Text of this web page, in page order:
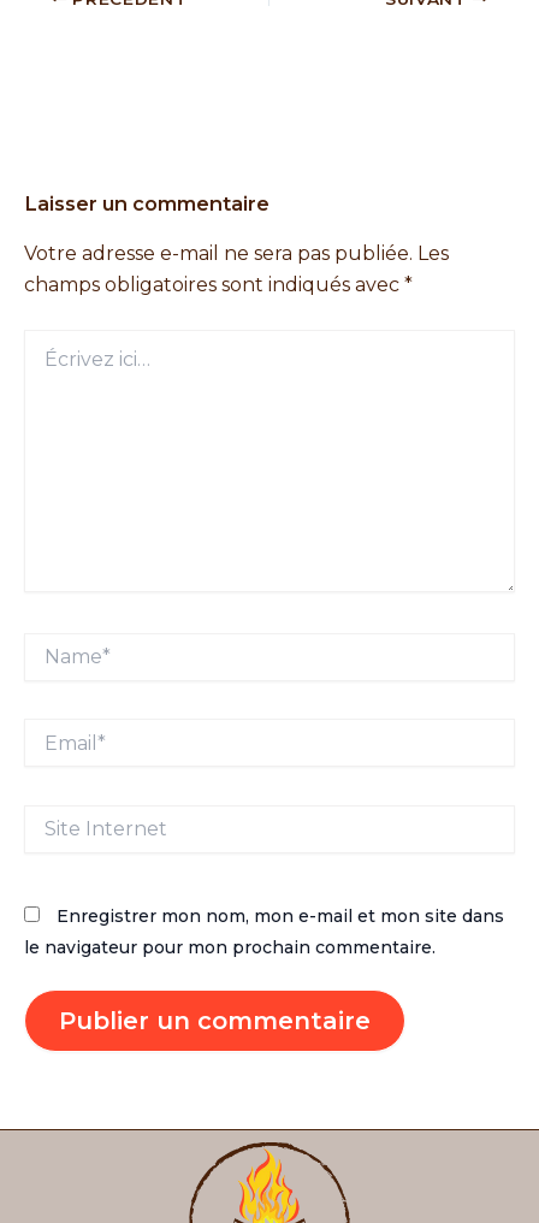
Laisser un commentaire
Votre adresse e-mail ne sera pas publiée. Les
champs obligatoires sont indiqués avec *
ici…
Name*
Site
Internet
Enregistrer mon nom, mon e-mail et mon site dans
le navigateur pour mon prochain commentaire.